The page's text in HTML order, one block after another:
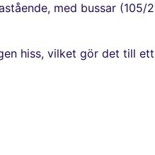
med bussar (105/
hiss, vilket gör det till